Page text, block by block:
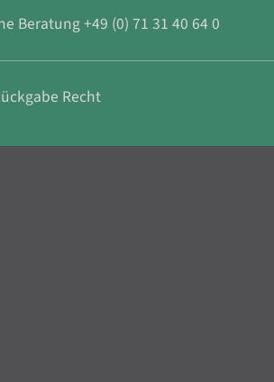
Beratung +49 (0) 71 31 40 64 0
Recht